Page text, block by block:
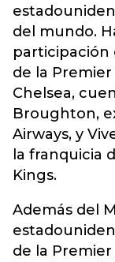
del mundo.
participación
de la
Chelsea,
Broughton,
Airways, y
la franquicia
Kings.
Además del
de la Premier